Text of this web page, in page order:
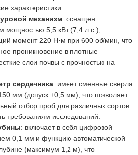
характеристики:
механизм: оснащен
мощностью 5,5 кВт (7,4 л.с.),
момент 220 Н·м при 600 об/мин, что
проникновение в плотные
слои почвы с прочностью на
сердечника: имеет сменные сверла
мм (допуск ±0,5 мм), что позволяет
отбор проб для различных сортов
требованиям исследований.
: включает в себя цифровой
0,1 мм и функцию автоматической
(максимум 1,2 м), что